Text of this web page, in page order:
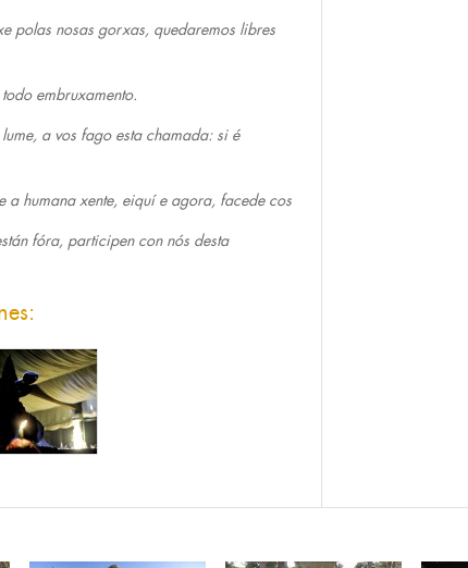
polas nosas gorxas, quedaremos libres
embruxamento.
a vos fago esta chamada: si é
a humana xente, eiquí e agora, facede cos
fóra, participen con nós desta